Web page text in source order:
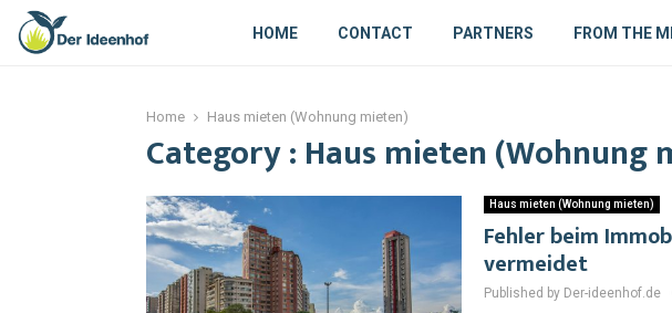
HOME CONTACT PARTNERS FROM THE
Home Haus mieten (Wohnung mieten)
Category : Haus mieten (Wohnung
Haus mieten (Wohnung mieten)
Fehler beim
vermeidet
Published by Der-ideenhof.de